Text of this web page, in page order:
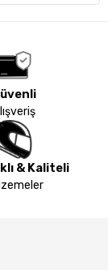
& Kaliteli